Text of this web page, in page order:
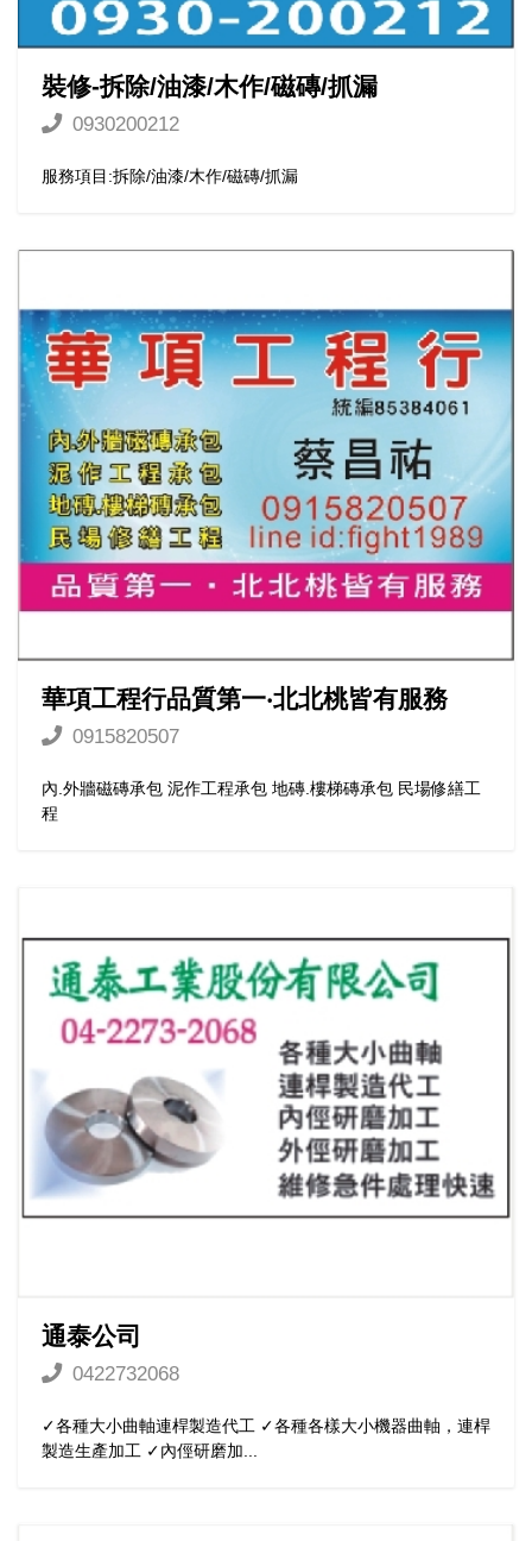
裝修-拆除/油漆/木作/磁磚/抓漏
0930200212
服務項目:拆除/油漆/木作/磁磚/抓漏
華項工程行品質第一‧北北桃皆有服務
0915820507
內.外牆磁磚承包 泥作工程承包 地磚.樓梯磚承包 民場修繕工
程
通泰公司
0422732068
✓各種大小曲軸連桿製造代工 ✓各種各樣大小機器曲軸，連桿
製造生產加工 ✓內俓研磨加...